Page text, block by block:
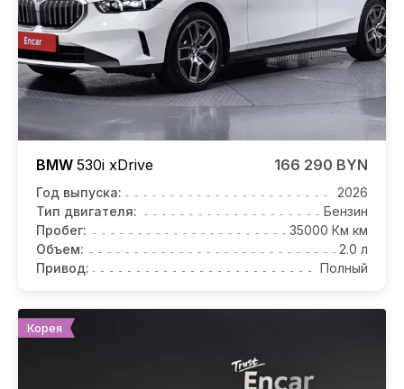
BMW 530i xDrive 166 290 BYN
Год выпуска:
2026
Тип двигателя:
Бензин
Пробег:
35000 Км км
Объем:
2.0 л
Привод:
Полный
Корея